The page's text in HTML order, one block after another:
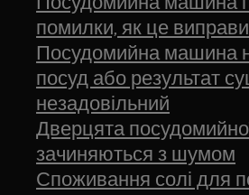
помилки, як це
Посудомийна машина
посуд або результат
незадовільний
Дверцята
зачиняються з шумом
Споживання солі для